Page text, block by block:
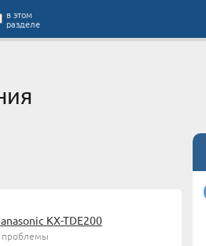
в этом
разделе
KX-TDE200
проблемы